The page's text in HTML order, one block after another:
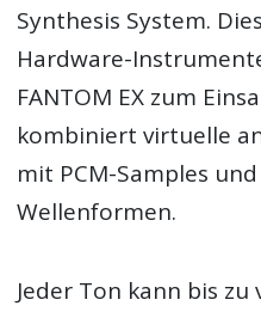
Synthesis System.
Hardware-
FANTOM EX zum
kombiniert virtuelle
mit PCM-Samples
Wellenformen.
Jeder Ton kann bis